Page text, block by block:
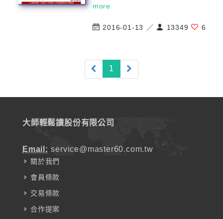
more
2016-01-13 ／ 13349 6
1 (current)
大師輕鬆讀股份有限公司
Email: service@master60.com.tw
關於我們
會員條款
交易條款
合作提案